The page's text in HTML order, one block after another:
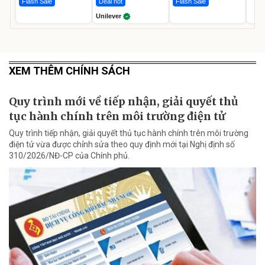
Unilever
XEM THÊM CHÍNH SÁCH
Quy trình mới về tiếp nhận, giải quyết thủ
tục hành chính trên môi trường điện tử
Quy trình tiếp nhận, giải quyết thủ tục hành chính trên môi trường
điện tử vừa được chỉnh sửa theo quy định mới tại Nghị định số
310/2026/NĐ-CP của Chính phủ.